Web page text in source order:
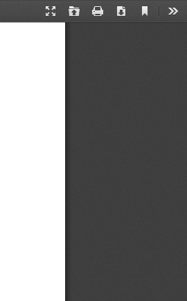
Presentation
Open Print Download
Current